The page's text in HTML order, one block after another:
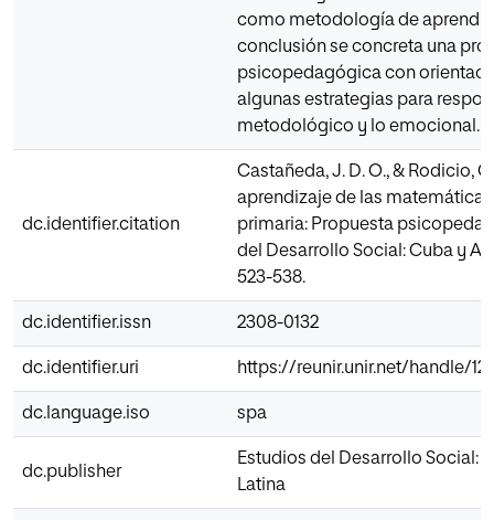
como metodología de
conclusión se concreta una
psicopedagógica con
algunas estrategias para
metodológico y lo emocional.
dc.identifier.citation
Castañeda, J. D. O., & Rodicio, C.
aprendizaje de las
primaria: Propuesta
del Desarrollo Social: Cuba y
523-538.
dc.identifier.issn 2308-0132
dc.identifier.uri https://reunir.unir.net/handle/
dc.language.iso spa
dc.publisher
Estudios del Desarrollo Social:
Latina